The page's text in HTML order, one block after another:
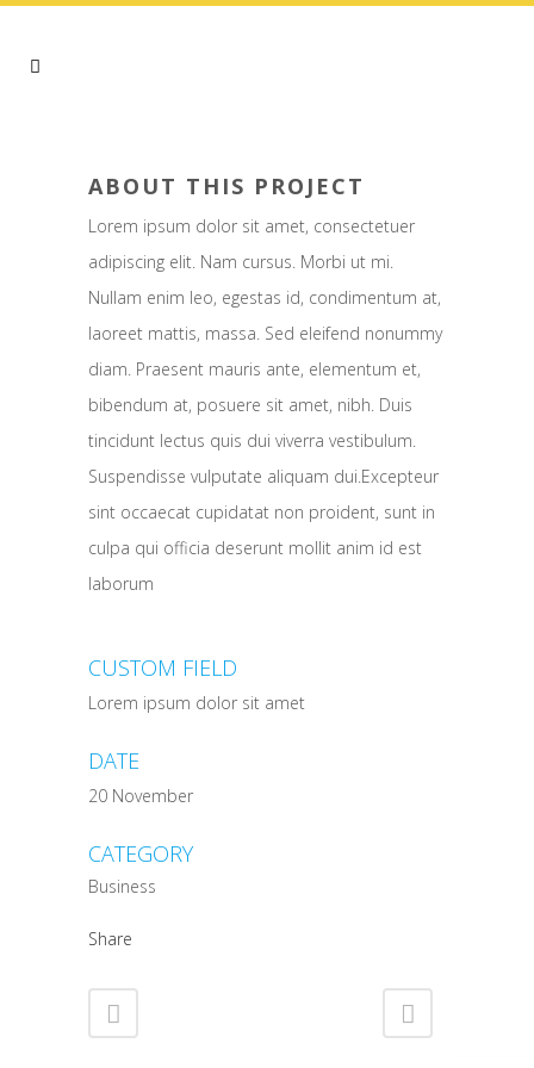
ABOUT THIS PROJECT
Lorem ipsum dolor sit amet, consectetuer
adipiscing elit. Nam cursus. Morbi ut mi.
Nullam enim leo, egestas id, condimentum at,
laoreet mattis, massa. Sed eleifend nonummy
diam. Praesent mauris ante, elementum et,
bibendum at, posuere sit amet, nibh. Duis
tincidunt lectus quis dui viverra vestibulum.
Suspendisse vulputate aliquam dui.Excepteur
sint occaecat cupidatat non proident, sunt in
culpa qui officia deserunt mollit anim id est
laborum
CUSTOM FIELD
Lorem ipsum dolor sit amet
DATE
20 November
CATEGORY
Business
Share